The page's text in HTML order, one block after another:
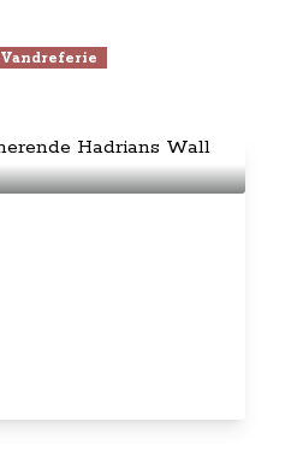
Vandreferie